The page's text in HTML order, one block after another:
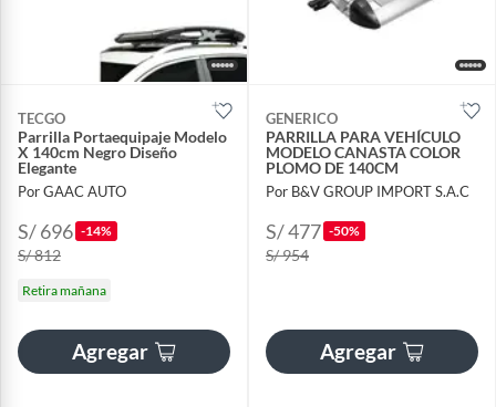
TECGO
Parrilla Portaequipaje Modelo
X 140cm Negro Diseño
Elegante
Por GAAC AUTO
S/ 696 -14%
S/ 812
Retira mañana
Agregar
GENERICO
PARRILLA PARA VEHÍCULO
MODELO CANASTA COLOR
PLOMO DE 140CM
Por B&V GROUP IMPORT S.A.C
S/ 477 -50%
S/ 954
Agregar